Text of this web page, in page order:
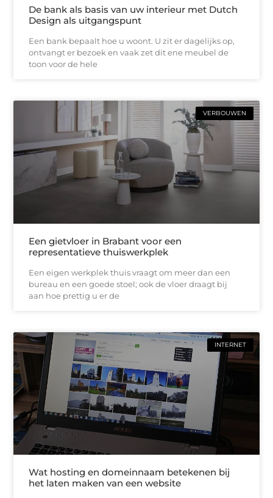
De bank als basis van uw interieur met Dutch
Design als uitgangspunt
Een bank bepaalt hoe u woont. U zit er dagelijks op,
ontvangt er bezoek en vaak zet dit ene meubel de
toon voor de hele
VERBOUWEN
Een gietvloer in Brabant voor een
representatieve thuiswerkplek
Een eigen werkplek thuis vraagt om meer dan een
bureau en een goede stoel; ook de vloer draagt bij
aan hoe prettig u er de
INTERNET
Wat hosting en domeinnaam betekenen bij
het laten maken van een website